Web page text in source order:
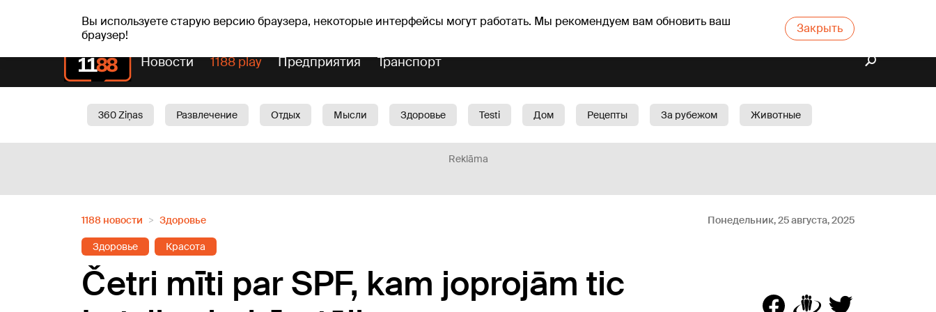
Вы используете старую версию браузера, некоторые интерфейсы могут работать. Мы рекомендуем вам обновить ваш
браузер!
Закрыть
сб, 08.08.2026. +20°C Mudīte, Vladislava, Vladislavs Прогноз погоды Гороскопы
Новости 1188 play Предприятия Транспорт
360 Ziņas Развлечение Отдых Мысли Здоровье Testi Дом Рецепты За рубежом
Животные
Reklāma
1188 новости Здоровье Понедельник, 25 августа, 2025
Здоровье Красота
Četri mīti par SPF, kam joprojām tic